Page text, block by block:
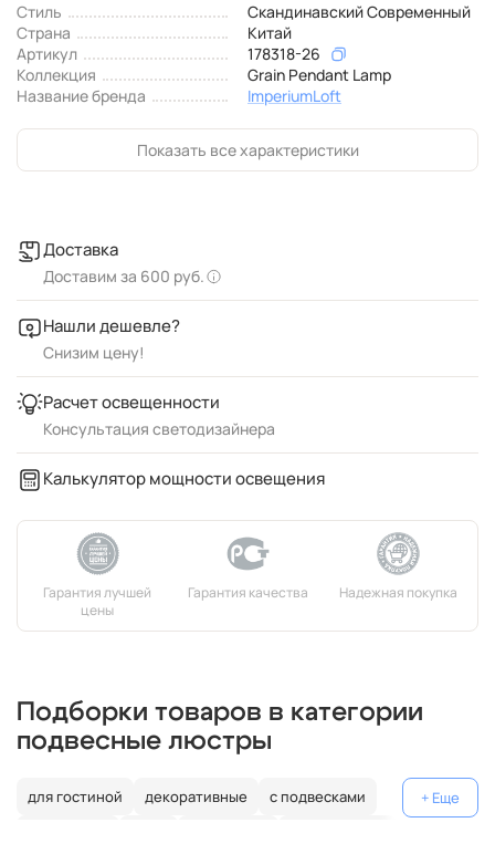
Стиль
Скандинавский Современный
Страна
Китай
Артикул
178318-26
Коллекция
Grain Pendant Lamp
Название бренда
ImperiumLoft
Показать все характеристики
Доставка
Доставим за 600 руб.
Нашли дешевле?
Снизим цену!
Расчет освещенности
Консультация светодизайнера
Калькулятор мощности освещения
Подборки товаров в категории
подвесные люстры
для гостиной декоративные
с подвесками